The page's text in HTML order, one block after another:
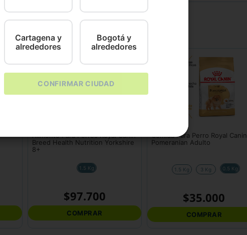
Alimento Para Perros Royal Canin
Breed Health Nutrition Yorkshire
8+
1.5 Kg
$97.700
COMPRAR
Comida Para Perro Royal Canin
Pomeranian Adulto
1.5 Kg 3 Kg 0.5 Kg
$35.000
COMPRAR
Cartagena y
alrededores
Bogotá y
alrededores
CONFIRMAR CIUDAD